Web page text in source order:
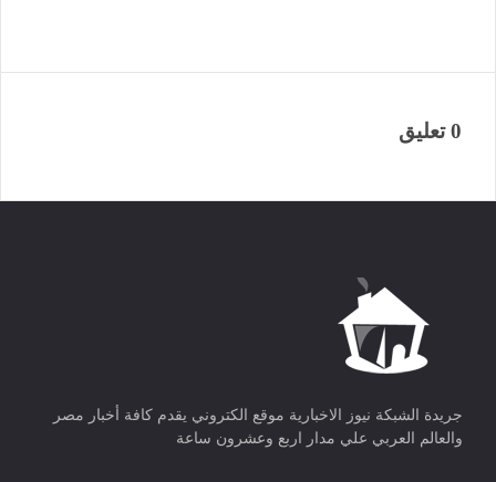
0 تعليق
جريدة الشبكة نيوز الاخبارية موقع الكتروني يقدم كافة أخبار مصر
والعالم العربي علي مدار اربع وعشرون ساعة